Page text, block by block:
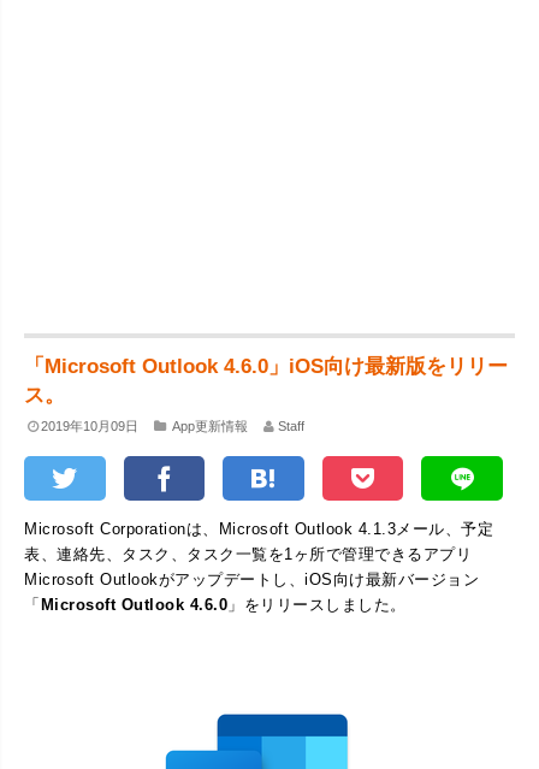
「Microsoft Outlook 4.6.0」iOS向け最新版をリリー
ス。
2019年10月09日 App更新情報 Staff
Microsoft Corporationは、Microsoft Outlook 4.1.3メール、予定
表、連絡先、タスク、タスク一覧を1ヶ所で管理できるアプリ
Microsoft Outlookがアップデートし、iOS向け最新バージョン
「Microsoft Outlook 4.6.0 」をリリースしました。